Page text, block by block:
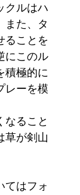
クルはハ
また、タ
ることを
にこのル
積極的に
レーを模
なること
草が剣山
てはフォ